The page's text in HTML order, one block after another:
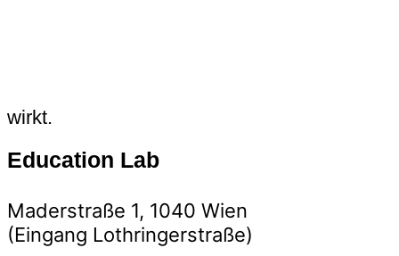
wirkt.
Education Lab
Maderstraße 1, 1040 Wien
(Eingang Lothringerstraße)